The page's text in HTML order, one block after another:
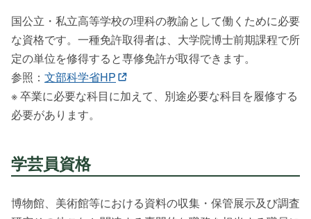
国公立・私立高等学校の理科の教諭として働くために必要
な資格です。一種免許取得者は、大学院博士前期課程で所
定の単位を修得すると専修免許が取得できます。
参照： 文部科学省HP
※ 卒業に必要な科目に加えて、別途必要な科目を履修する
必要があります。
学芸員資格
博物館、美術館等における資料の収集・保管展示及び調査